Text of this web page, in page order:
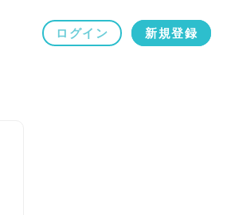
ログイン 新規登録